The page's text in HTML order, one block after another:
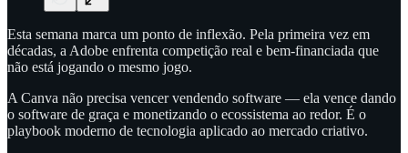
Esta semana marca um ponto de inflexão. Pela primeira vez em
décadas, a Adobe enfrenta competição real e bem-financiada que
não está jogando o mesmo jogo.
A Canva não precisa vencer vendendo software — ela vence dando
o software de graça e monetizando o ecossistema ao redor. É o
playbook moderno de tecnologia aplicado ao mercado criativo.